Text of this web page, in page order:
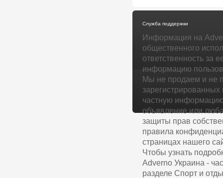
Служба поддержки
Информация на
общественного
ответственность за
информацию
Мы не продаем и не
частную информацию
объявление или
защиты прав
правила
страницах нашего
Чтобы узнать
Adverno Украина -
разделе Спорт и